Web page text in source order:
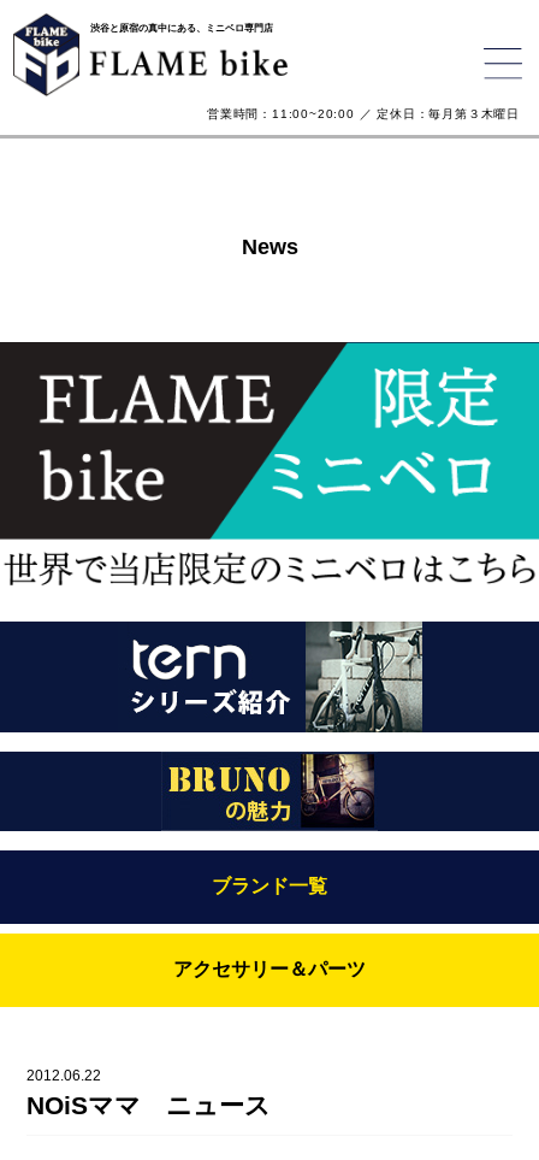
渋谷と原宿の真中にある、ミニベロ専門店
営業時間：11:00~20:00 ／ 定休日：毎月第３木曜日
News
ブランド一覧
Bianchi（ビアンキ）
BRUNO(ブルーノ)
DAHON（ダホーン）
アクセサリー＆パーツ
knog（ノグ）
2012.06.22
NOiSママ ニュース